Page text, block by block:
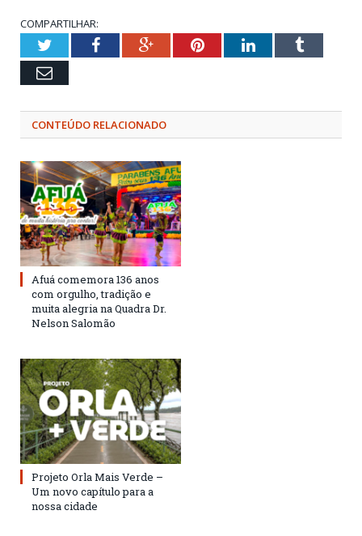
COMPARTILHAR:
TwitterFacebookGoogle+PinterestLinkedInTumblr
Email
CONTEÚDO RELACIONADO
Afuá comemora 136 anos
com orgulho, tradição e
muita alegria na Quadra Dr.
Nelson Salomão
Projeto Orla Mais Verde –
Um novo capítulo para a
nossa cidade